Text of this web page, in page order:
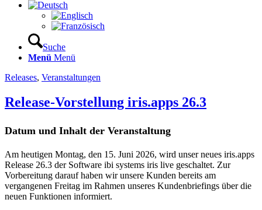
Suche
Menü Menü
Releases, Veranstaltungen
Release-Vorstellung iris.apps 26.3
Datum und Inhalt der Veranstaltung
Am heutigen Montag, den 15. Juni 2026, wird unser neues iris.apps
Release 26.3 der Software ibi systems iris live geschaltet. Zur
Vorbereitung darauf haben wir unsere Kunden bereits am
vergangenen Freitag im Rahmen unseres Kundenbriefings über die
neuen Funktionen informiert.